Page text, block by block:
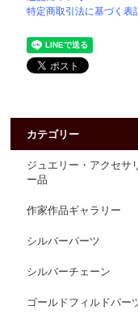
特定商取引法に基づく表
カテゴリー
ジュエリー・アクセサ
ー品
作家作品ギャラリー
シルバーパーツ
シルバーチェーン
ゴールドフィルドパー